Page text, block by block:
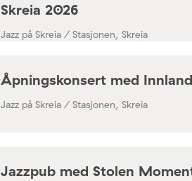
Skreia 2026
Jazz på Skreia / Stasjonen, Skreia
Åpningskonsert med
Jazz på Skreia / Stasjonen, Skreia
Jazzpub med Stolen